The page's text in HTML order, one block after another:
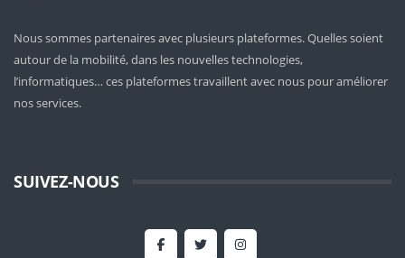
Nous sommes partenaires avec plusieurs plateformes. Quelles soient
autour de la mobilité, dans les nouvelles technologies,
l’informatiques… ces plateformes travaillent avec nous pour améliorer
nos services.
SUIVEZ-NOUS